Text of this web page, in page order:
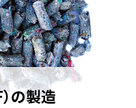
の製造